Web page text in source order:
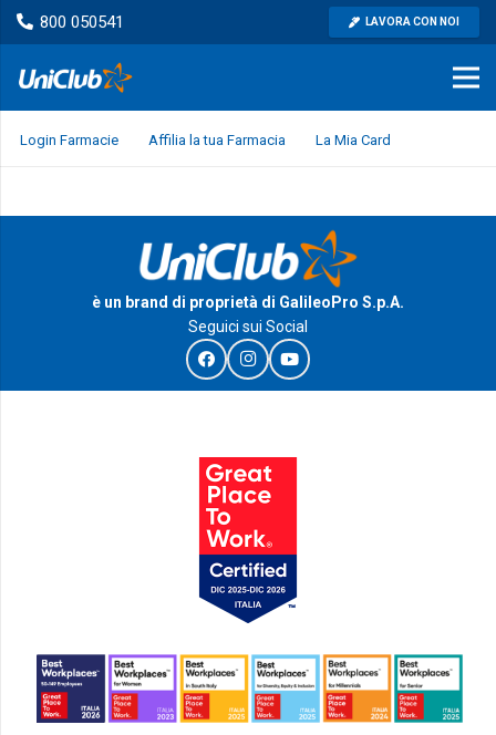
800 050541 LAVORA CON NOI
Login Farmacie Affilia la tua Farmacia La Mia Card
è un brand di proprietà di GalileoPro S.p.A.
Seguici sui Social